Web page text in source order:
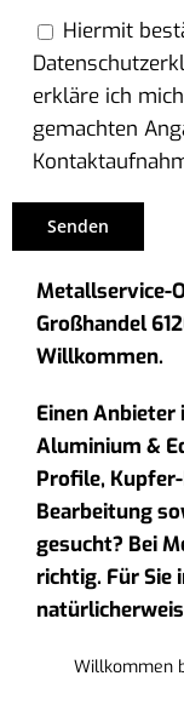
Hiermit
erkläre ich
gemachten
Metallservice-
Großhandel
Willkommen.
Einen
Aluminium &
Profile,
Bearbeitung
gesucht? Bei
richtig. Für Sie
Willkommen